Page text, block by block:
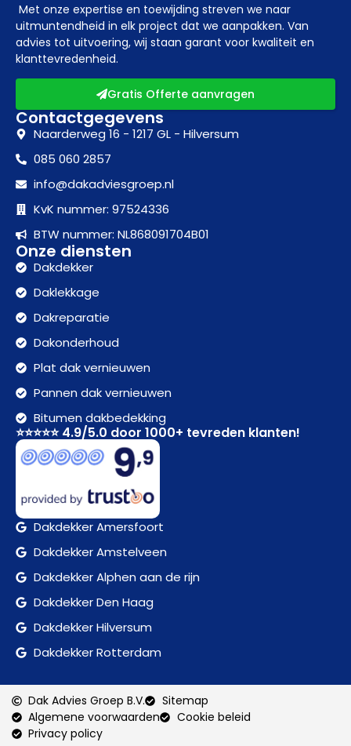
Met onze expertise en toewijding streven we naar
uitmuntendheid in elk project dat we aanpakken. Van
advies tot uitvoering, wij staan garant voor kwaliteit en
klanttevredenheid.
Gratis Offerte aanvragen
Contactgegevens
Naarderweg 16 - 1217 GL - Hilversum
085 060 2857
info@dakadviesgroep.nl
KvK nummer: 97524336
BTW nummer: NL868091704B01
Onze diensten
Dakdekker
Daklekkage
Dakreparatie
Dakonderhoud
Plat dak vernieuwen
Pannen dak vernieuwen
Bitumen dakbedekking
⭐⭐⭐⭐⭐ 4.9/5.0 door 1000+ tevreden klanten!
Dakdekker Amersfoort
Dakdekker Amstelveen
Dakdekker Alphen aan de rijn
Dakdekker Den Haag
Dakdekker Hilversum
Dakdekker Rotterdam
Dak Advies Groep B.V.
Sitemap
Algemene voorwaarden
Cookie beleid
Privacy policy